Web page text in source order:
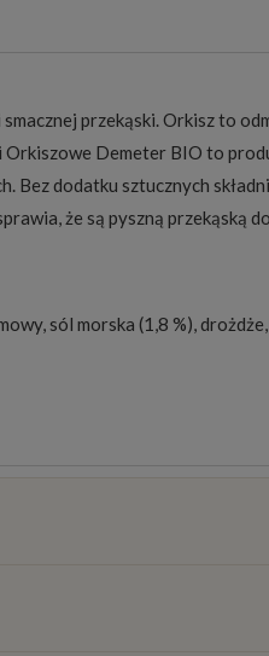
przekąski. Orkisz to
Demeter BIO to
dodatku sztucznych
że są pyszną przekąską
sól morska (1,8 %),